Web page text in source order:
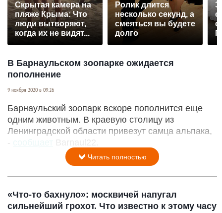
Скрытая камера на
пляже Крыма: Что
люди вытворяют,
когда их не видят...
Ролик длится
несколько секунд, а
смеяться вы будете
долго
В Барнаульском зоопарке ожидается
пополнение
9 ноября 2020 в 09:26
Барнаульский зоопарк вскоре пополнится еще
одним животным. В краевую столицу из
Ленинградской области привезут самца альпака,
-
сообщает Barnaul22.
Читать полностью
«Что-то бахнуло»: москвичей напугал
сильнейший грохот. Что известно к этому часу